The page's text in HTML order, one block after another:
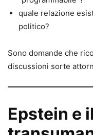
quale relazione
politico?
Sono domande che
discussioni sorte
Epstein e